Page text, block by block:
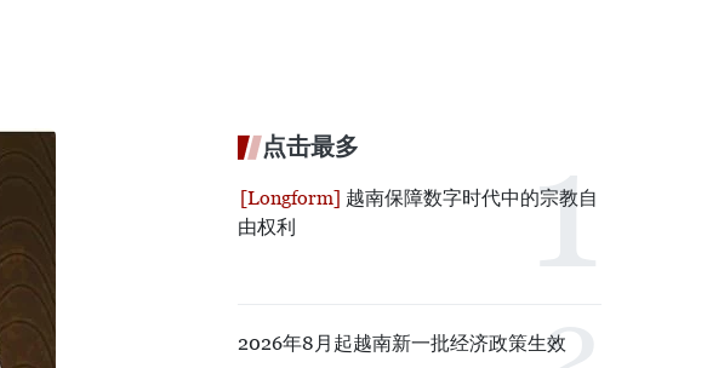
点击最多
越南保障数字时代中的宗教自
由权利
2026年8月起越南新一批经济政策生效